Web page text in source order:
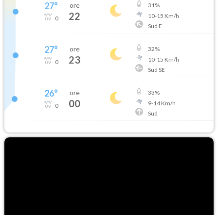
27°
0
ore
22
31%
10-15 Km/h
Sud E
27°
0
ore
23
32%
10-15 Km/h
Sud SE
26°
0
ore
00
33%
9-14Km/h
Sud